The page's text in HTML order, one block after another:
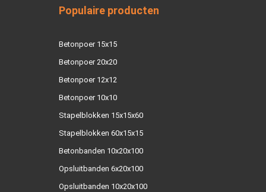
Populaire producten
Betonpoer 15x15
Betonpoer 20x20
Betonpoer 12x12
Betonpoer 10x10
Stapelblokken 15x15x60
Stapelblokken 60x15x15
Betonbanden 10x20x100
Opsluitbanden 6x20x100
Opsluitbanden 10x20x100